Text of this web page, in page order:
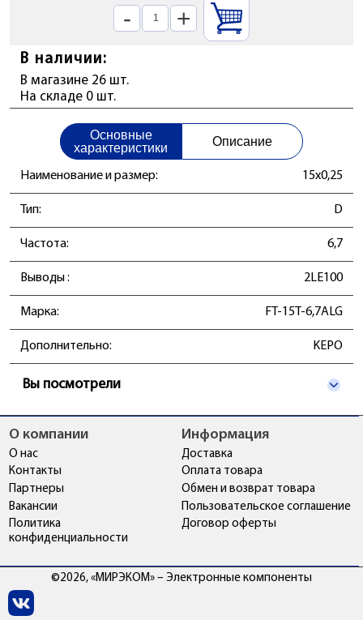
- +
В наличии:
В магазине 26 шт.
На складе 0 шт.
Основные
характеристики
Описание
Наименование и размер: 15x0,25
Тип: D
Частота: 6,7
Выводы: 2LE100
Марка: FT-15T-6,7ALG
Дополнительно: KEPO
Вы посмотрели
О компании
О нас
Контакты
Партнеры
Вакансии
Политика
конфиденциальности
Информация
Доставка
Оплата товара
Обмен и возврат товара
Пользовательское соглашение
Договор оферты
©2026, «МИРЭКОМ» – Электронные компоненты